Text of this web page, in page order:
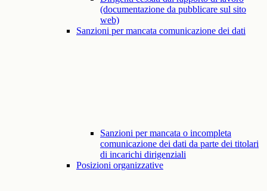
(documentazione da pubblicare sul sito
web)
Sanzioni per mancata comunicazione dei dati
Sanzioni per mancata o incompleta
comunicazione dei dati da parte dei titolari
di incarichi dirigenziali
Posizioni organizzative